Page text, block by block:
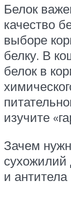
Белок
качество
выборе
белку. В
белок в
изучите
Зачем
сухожилий
и антитела